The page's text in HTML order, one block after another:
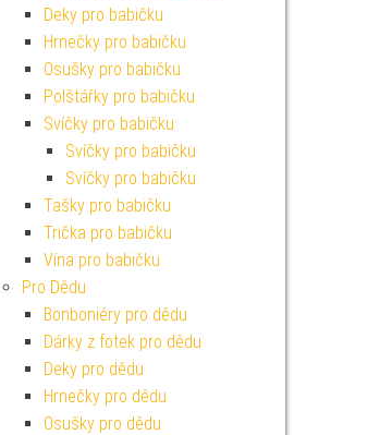
Deky pro babičku
Hrnečky pro babičku
Osušky pro babičku
Polštářky pro babičku
Svíčky pro babičku
Svíčky pro babičku
Svíčky pro babičku
Tašky pro babičku
Trička pro babičku
Vína pro babičku
Pro Dědu
Bonboniéry pro dědu
Dárky z fotek pro dědu
Deky pro dědu
Hrnečky pro dědu
Osušky pro dědu